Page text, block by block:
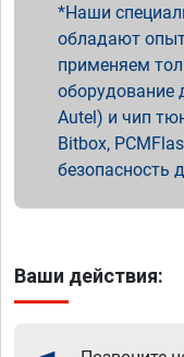
Наши
обладают
применяем
оборудование
Autel) и чип
Bitbox,
безопасность
Ваши действия: